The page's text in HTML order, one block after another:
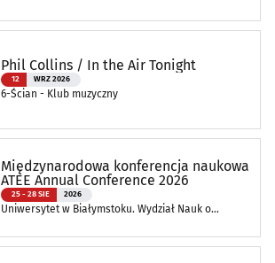
Phil Collins / In the Air Tonight
12 WRZ 2026
6-Ścian - Klub muzyczny
Międzynarodowa konferencja naukowa
ATEE Annual Conference 2026
25 - 28 SIE 2026
Uniwersytet w Białymstoku. Wydział Nauk o